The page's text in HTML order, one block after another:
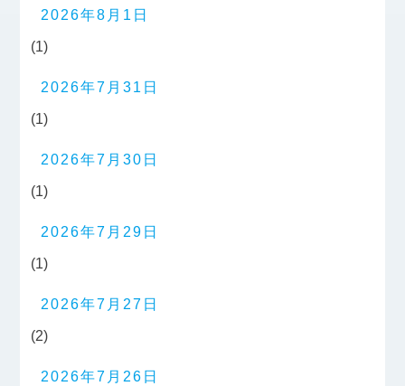
2026年8月1日
(1)
2026年7月31日
(1)
2026年7月30日
(1)
2026年7月29日
(1)
2026年7月27日
(2)
2026年7月26日